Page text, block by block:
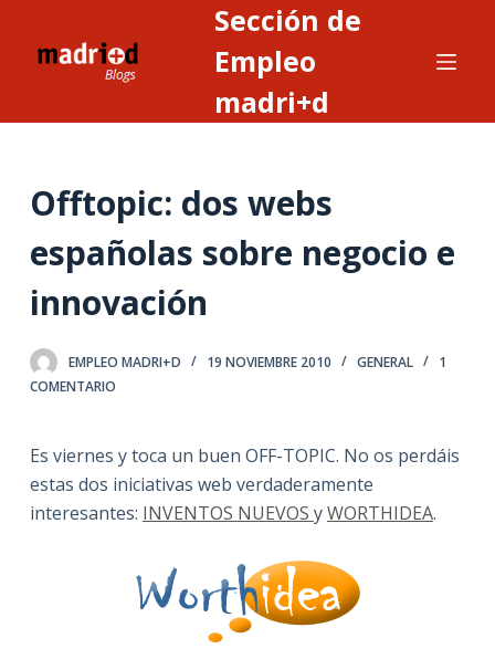
o
n
e
n
d
o
Sección de
Empleo
madri+d
Offtopic: dos webs
españolas sobre negocio e
innovación
EMPLEO MADRI+D 19 NOVIEMBRE 2010 GENERAL
1
COMENTARIO
Es viernes y toca un buen OFF-TOPIC. No os perdáis
estas dos iniciativas web verdaderamente
interesantes: INVENTOS NUEVOS yWORTHIDEA.